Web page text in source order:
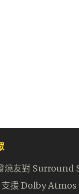
燒友對 Surround
援 Dolby Atmos